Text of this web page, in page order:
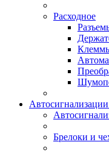
Расходное
Брелоки и